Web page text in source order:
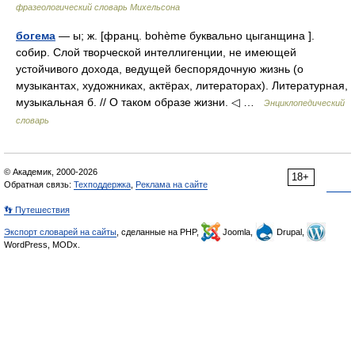
фразеологический словарь Михельсона
богема — ы; ж. [франц. bohème буквально цыганщина ].
собир. Слой творческой интеллигенции, не имеющей
устойчивого дохода, ведущей беспорядочную жизнь (о
музыкантах, художниках, актёрах, литераторах). Литературная,
музыкальная б. // О таком образе жизни. ◁ …
Энциклопедический
словарь
18+
© Академик, 2000-2026
Обратная связь: Техподдержка Реклама на сайте
👣 Путешествия
Экспорт словарей на сайты , сделанные на PHP, Joomla,
Drupal,
WordPress, MODx.